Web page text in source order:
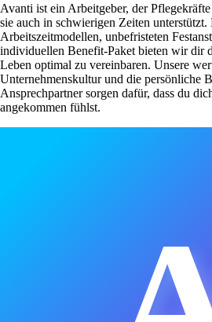
Avanti ist ein Arbeitgeber, der
sie auch in schwierigen Zeiten
Arbeitszeitmodellen, unbefristeten
individuellen Benefit-Paket bieten wir dir
Leben optimal zu vereinbaren. Unsere
Unternehmenskultur und die persönliche
Ansprechpartner sorgen dafür, dass du
angekommen fühlst.